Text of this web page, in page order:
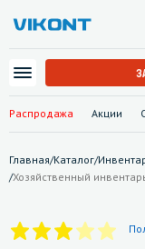
Распродажа Акции
Главная/Каталог/
/Хозяйственный